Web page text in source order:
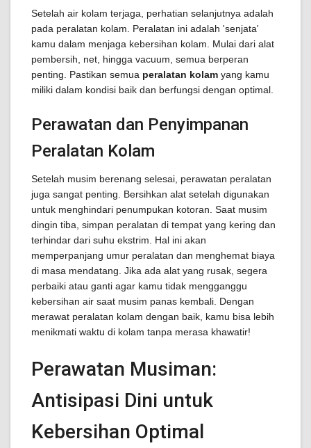
Setelah air kolam terjaga, perhatian selanjutnya adalah
pada peralatan kolam. Peralatan ini adalah 'senjata'
kamu dalam menjaga kebersihan kolam. Mulai dari alat
pembersih, net, hingga vacuum, semua berperan
penting. Pastikan semua peralatan kolam yang kamu
miliki dalam kondisi baik dan berfungsi dengan optimal.
Perawatan dan Penyimpanan
Peralatan Kolam
Setelah musim berenang selesai, perawatan peralatan
juga sangat penting. Bersihkan alat setelah digunakan
untuk menghindari penumpukan kotoran. Saat musim
dingin tiba, simpan peralatan di tempat yang kering dan
terhindar dari suhu ekstrim. Hal ini akan
memperpanjang umur peralatan dan menghemat biaya
di masa mendatang. Jika ada alat yang rusak, segera
perbaiki atau ganti agar kamu tidak mengganggu
kebersihan air saat musim panas kembali. Dengan
merawat peralatan kolam dengan baik, kamu bisa lebih
menikmati waktu di kolam tanpa merasa khawatir!
Perawatan Musiman:
Antisipasi Dini untuk
Kebersihan Optimal